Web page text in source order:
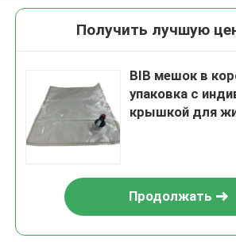
Получить лучшую
BIB мешок в
упаковка с
крышкой для
Продолжать